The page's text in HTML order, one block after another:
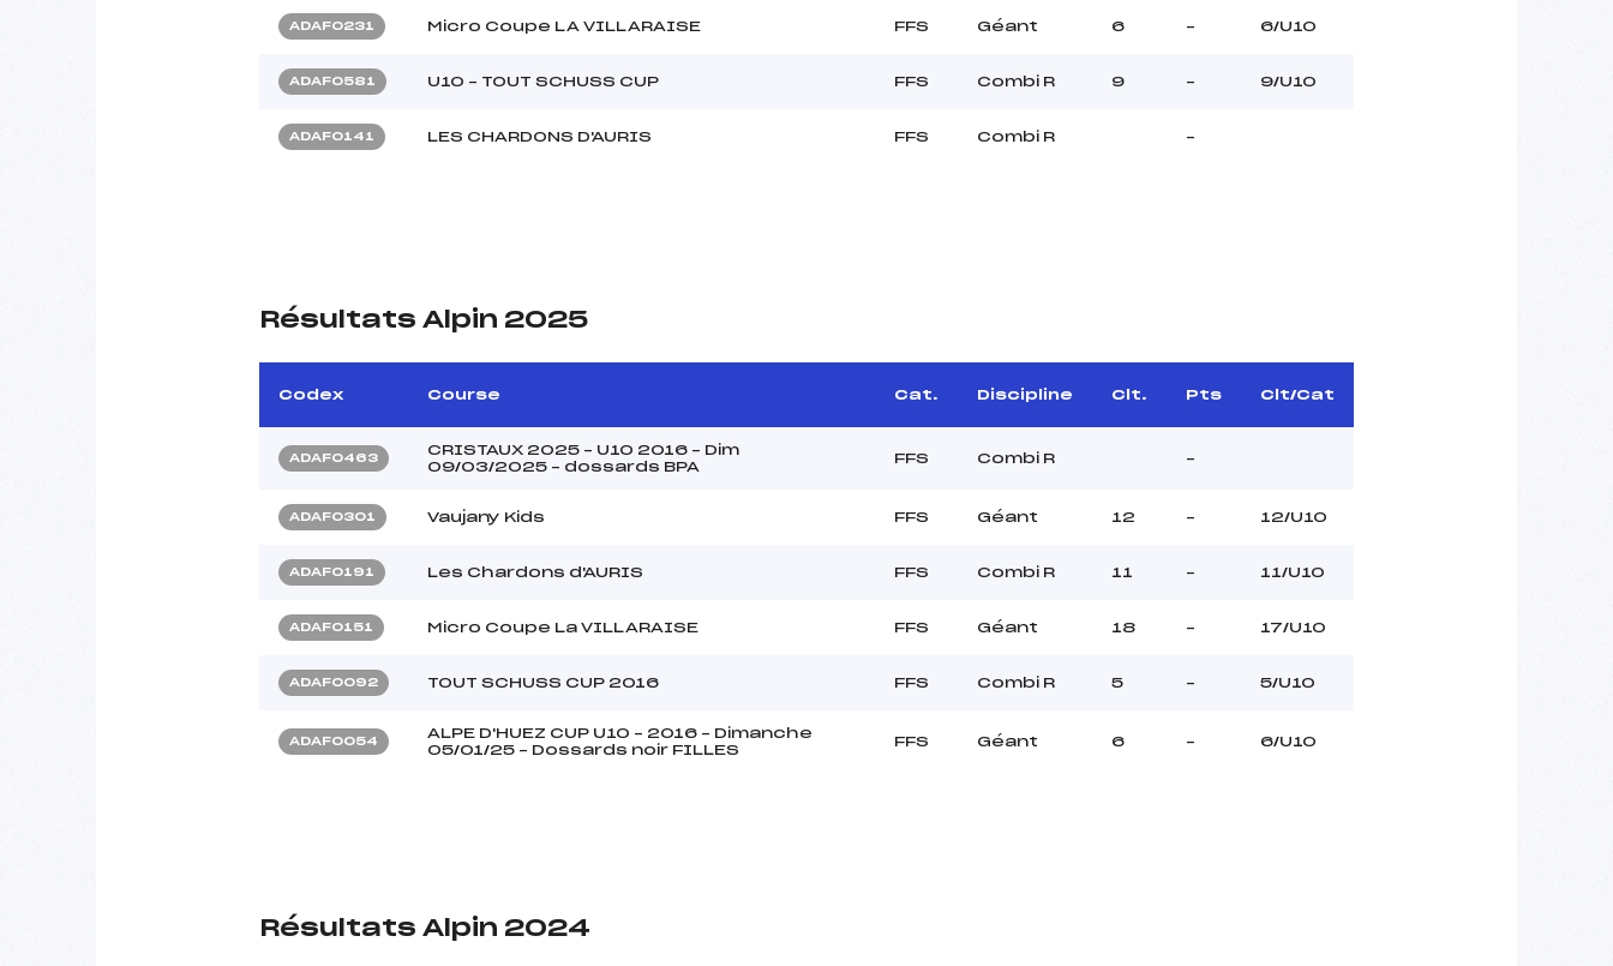
ADAF0231 Micro Coupe LA VILLARAISE FFS Géant 6 – 6/U10
ADAF0581 U10 – TOUT SCHUSS CUP FFS Combi R 9 – 9/U10
ADAF0141 LES CHARDONS D'AURIS FFS Combi R –
Résultats Alpin 2025
Codex Course Cat. Discipline Clt. Pts Clt/Cat
ADAF0463
CRISTAUX 2025 – U10 2016 – Dim
09/03/2025 – dossards BPA
FFS Combi R –
ADAF0301 Vaujany Kids FFS Géant 12 – 12/U10
ADAF0191 Les Chardons d'AURIS FFS Combi R 11 – 11/U10
ADAF0151 Micro Coupe La VILLARAISE FFS Géant 18 – 17/U10
ADAF0092 TOUT SCHUSS CUP 2016 FFS Combi R 5 – 5/U10
ADAF0054
ALPE D'HUEZ CUP U10 – 2016 – Dimanche
05/01/25 – Dossards noir FILLES
FFS Géant 6 – 6/U10
Résultats Alpin 2024